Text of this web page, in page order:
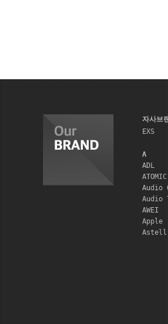
자사브
EXS
A
ADL
Audio
Audio
AWEI
Apple
Astell